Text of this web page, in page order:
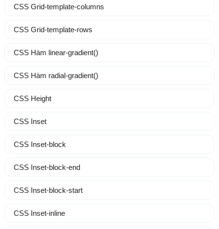
CSS Grid-template-columns
CSS Grid-template-rows
CSS Hàm linear-gradient()
CSS Hàm radial-gradient()
CSS Height
CSS Inset
CSS Inset-block
CSS Inset-block-end
CSS Inset-block-start
CSS Inset-inline